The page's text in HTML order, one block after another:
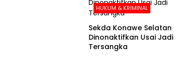
HUKUM & KRIMINAL
Sekda Konawe Selatan
Dinonaktifkan Usai Jadi
Tersangka